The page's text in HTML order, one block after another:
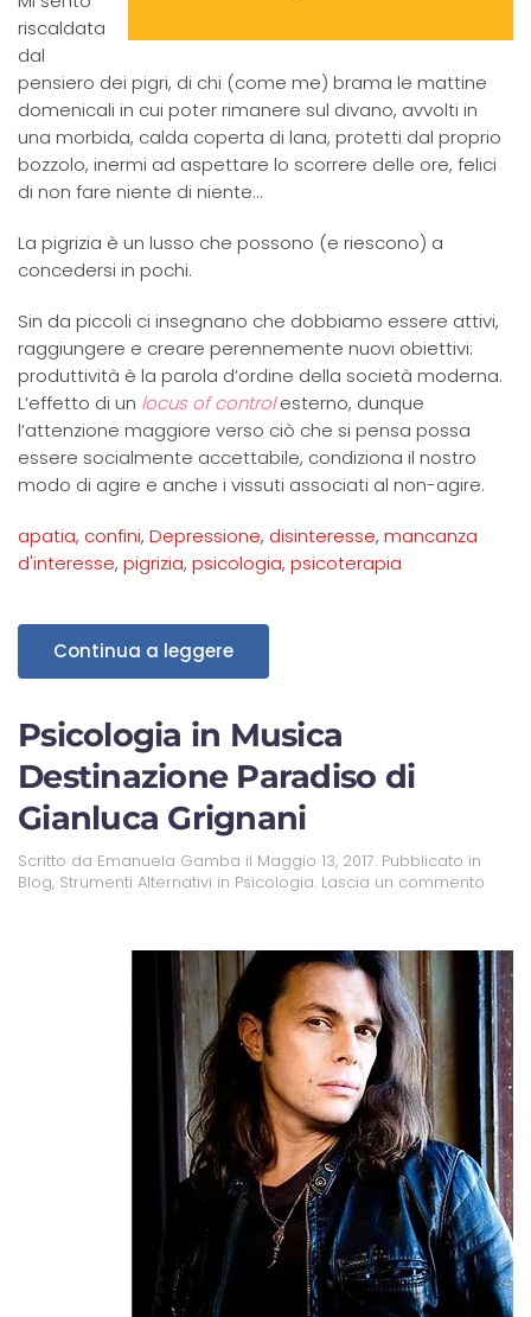
riscaldata
dal
pensiero dei pigri, di chi (come me) brama le mattine
domenicali in cui poter rimanere sul divano, avvolti in
una morbida, calda coperta di lana, protetti dal proprio
bozzolo, inermi ad aspettare lo scorrere delle ore, felici
di non fare niente di niente…
La pigrizia è un lusso che possono (e riescono) a
concedersi in pochi.
Sin da piccoli ci insegnano che dobbiamo essere attivi,
raggiungere e creare perennemente nuovi obiettivi:
produttività è la parola d’ordine della società moderna.
L’effetto di un locus of controlesterno, dunque
l’attenzione maggiore verso ciò che si pensa possa
essere socialmente accettabile, condiziona il nostro
modo di agire e anche i vissuti associati al non-agire.
apatia, confini, Depressione, disinteresse, mancanza
d'interesse, pigrizia, psicologia, psicoterapia
Continua a leggere
Psicologia in Musica
Destinazione Paradiso di
Gianluca Grignani
Scritto da Emanuela Gamba il Maggio 13, 2017. Pubblicato in
Blog, Strumenti Alternativi in Psicologia. Lascia un commento